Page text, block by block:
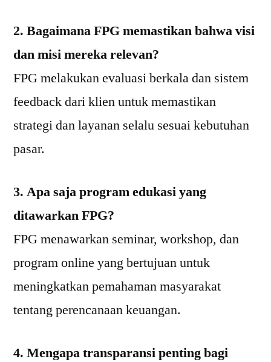
2. Bagaimana FPG memastikan bahwa visi
dan misi mereka relevan?
FPG melakukan evaluasi berkala dan sistem
feedback dari klien untuk memastikan
strategi dan layanan selalu sesuai kebutuhan
pasar.
3. Apa saja program edukasi yang
ditawarkan FPG?
FPG menawarkan seminar, workshop, dan
program online yang bertujuan untuk
meningkatkan pemahaman masyarakat
tentang perencanaan keuangan.
4. Mengapa transparansi penting bagi